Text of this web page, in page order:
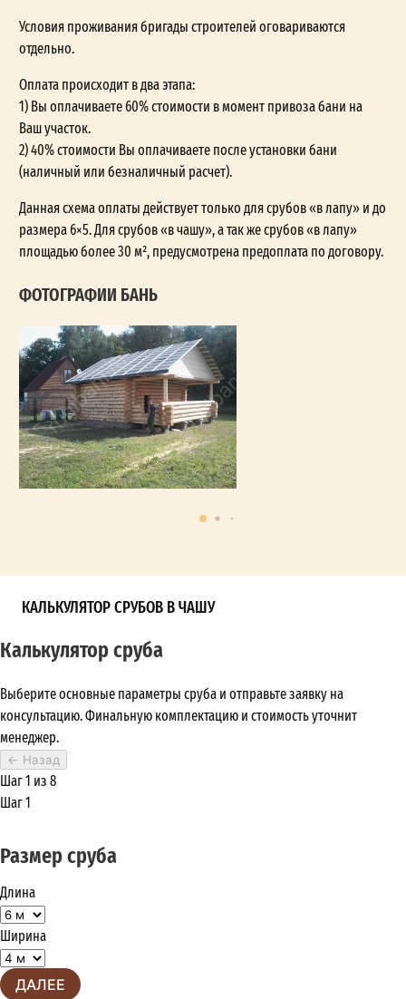
Условия проживания бригады строителей оговариваются
отдельно.
Оплата происходит в два этапа:
1) Вы оплачиваете 60% стоимости в момент привоза бани на
Ваш участок.
2) 40% стоимости Вы оплачиваете после установки бани
(наличный или безналичный расчет).
Данная схема оплаты действует только для срубов «в лапу» и до
размера 6×5. Для срубов «в чашу», а так же срубов «в лапу»
площадью более 30 м², предусмотрена предоплата по договору.
ФОТОГРАФИИ БАНЬ
КАЛЬКУЛЯТОР СРУБОВ В ЧАШУ
Калькулятор сруба
Выберите основные параметры сруба и отправьте заявку на
консультацию. Финальную комплектацию и стоимость уточнит
менеджер.
← Назад
Шаг 1 из 8
Шаг 1
Размер сруба
Длина
Ширина
ДАЛЕЕ